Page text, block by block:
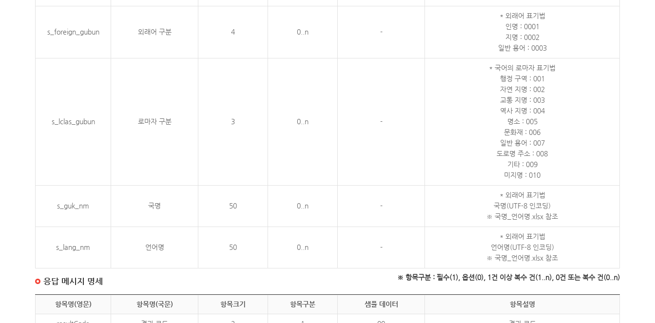
s_foreign_gubun 외래어 구분 4 0..n -
* 외래어 표기법
인명 : 0001
지명 : 0002
일반 용어 : 0003
s_lclas_gubun 로마자 구분 3 0..n -
* 국어의 로마자 표기법
행정 구역 : 001
자연 지명 : 002
교통 지명 : 003
역사 지명 : 004
명소 : 005
문화재 : 006
일반 용어 : 007
도로명 주소 : 008
기타 : 009
미지명 : 010
s_guk_nm 국명 50 0..n -
* 외래어 표기법
국명(UTF-8 인코딩)
※ 국명_언어명.xlsx 참조
s_lang_nm 언어명 50 0..n -
* 외래어 표기법
언어명(UTF-8 인코딩)
※ 국명_언어명.xlsx 참조
※ 항목구분 : 필수(1), 옵션(0), 1건 이상 복수 건(1..n), 0건 또는 복수 건(0..n)
응답 메시지 명세
항목명(영문) 항목명(국문) 항목크기 항목구분 샘플 데이터 항목설명